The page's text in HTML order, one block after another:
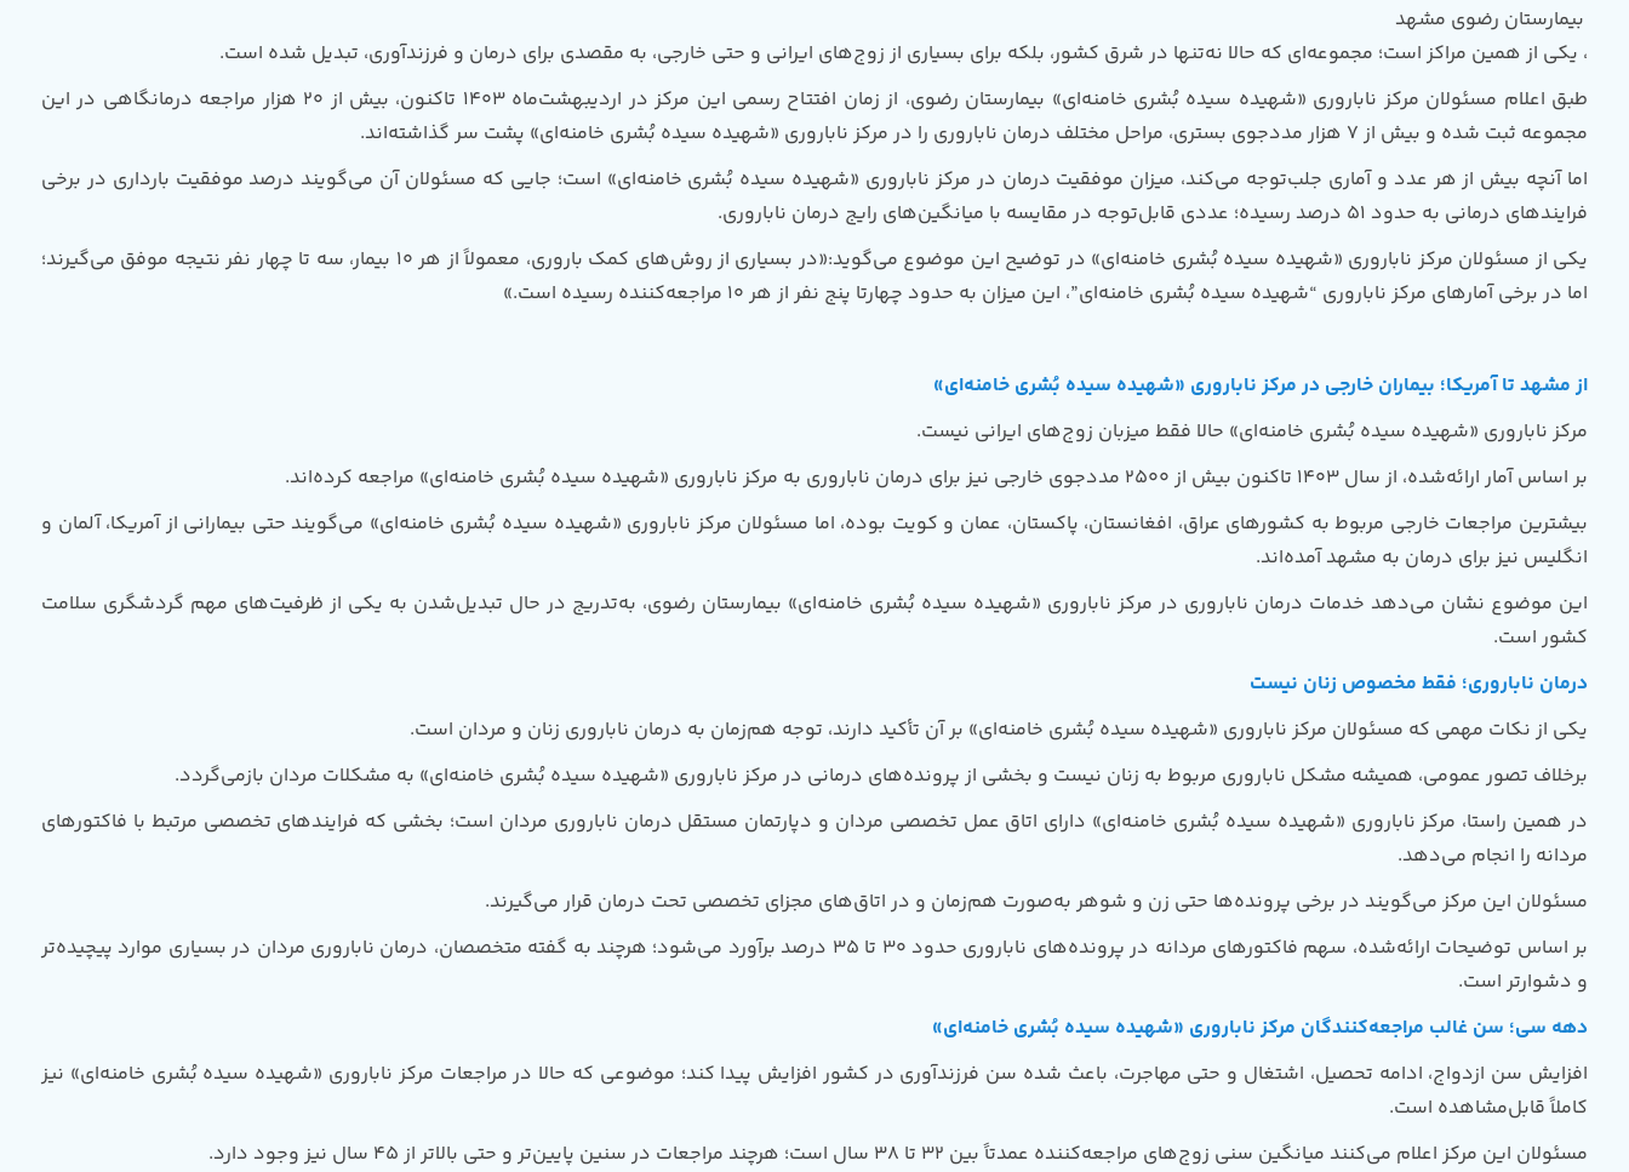
بیمارستان رضوی مشهد
، یکی از همین مراکز است؛ مجموعه‌ای که حالا نه‌تنها در شرق کشور، بلکه برای بسیاری از زوج‌های ایرانی و حتی خارجی، به مقصدی برای درمان و فرزندآوری، تبدیل شده است.
طبق اعلام مسئولان مرکز ناباروری «شهیده سیده بُشری خامنه‌ای» بیمارستان رضوی، از زمان افتتاح رسمی این مرکز در اردیبهشت‌ماه 1403 تاکنون، بیش از 20 هزار مراجعه درمانگاهی در این
مجموعه ثبت شده و بیش از 7 هزار مددجوی بستری، مراحل مختلف درمان ناباروری را در مرکز ناباروری «شهیده سیده بُشری خامنه‌ای» پشت سر گذاشته‌اند.
اما آنچه بیش از هر عدد و آماری جلب‌توجه می‌کند، میزان موفقیت درمان در مرکز ناباروری «شهیده سیده بُشری خامنه‌ای» است؛ جایی که مسئولان آن می‌گویند درصد موفقیت بارداری در برخی
فرایند‌های درمانی به حدود 51 درصد رسیده؛ عددی قابل‌توجه در مقایسه با میانگین‌های رایج درمان ناباروری.
یکی از مسئولان مرکز ناباروری «شهیده سیده بُشری خامنه‌ای» در توضیح این موضوع می‌گوید:«در بسیاری از روش‌های کمک باروری، معمولاً از هر 10 بیمار، سه تا چهار نفر نتیجه موفق می‌گیرند؛
اما در برخی آمار‌های مرکز ناباروری “شهیده سیده بُشری خامنه‌ای”، این میزان به حدود چهارتا پنج نفر از هر 10 مراجعه‌کننده رسیده است.»
از مشهد تا آمریکا؛ بیماران خارجی در مرکز ناباروری «شهیده سیده بُشری خامنه‌ای»
مرکز ناباروری «شهیده سیده بُشری خامنه‌ای» حالا فقط میزبان زوج‌های ایرانی نیست.
بر اساس آمار ارائه‌شده، از سال 1403 تاکنون بیش از 2500 مددجوی خارجی نیز برای درمان ناباروری به مرکز ناباروری «شهیده سیده بُشری خامنه‌ای» مراجعه کرده‌اند.
بیشترین مراجعات خارجی مربوط به کشور‌های عراق، افغانستان، پاکستان، عمان و کویت بوده، اما مسئولان مرکز ناباروری «شهیده سیده بُشری خامنه‌ای» می‌گویند حتی بیمارانی از آمریکا، آلمان و
انگلیس نیز برای درمان به مشهد آمده‌اند.
این موضوع نشان می‌دهد خدمات درمان ناباروری در مرکز ناباروری «شهیده سیده بُشری خامنه‌ای» بیمارستان رضوی، به‌تدریج در حال تبدیل‌شدن به یکی از ظرفیت‌های مهم گردشگری سلامت
کشور است.
درمان ناباروری؛ فقط مخصوص زنان نیست
یکی از نکات مهمی که مسئولان مرکز ناباروری «شهیده سیده بُشری خامنه‌ای» بر آن تأکید دارند، توجه هم‌زمان به درمان ناباروری زنان و مردان است.
برخلاف تصور عمومی، همیشه مشکل ناباروری مربوط به زنان نیست و بخشی از پرونده‌های درمانی در مرکز ناباروری «شهیده سیده بُشری خامنه‌ای» به مشکلات مردان بازمی‌گردد.
در همین راستا، مرکز ناباروری «شهیده سیده بُشری خامنه‌ای» دارای اتاق عمل تخصصی مردان و دپارتمان مستقل درمان ناباروری مردان است؛ بخشی که فرایند‌های تخصصی مرتبط با فاکتور‌های
مردانه را انجام می‌دهد.
مسئولان این مرکز می‌گویند در برخی پرونده‌ها حتی زن و شوهر به‌صورت هم‌زمان و در اتاق‌های مجزای تخصصی تحت درمان قرار می‌گیرند.
بر اساس توضیحات ارائه‌شده، سهم فاکتور‌های مردانه در پرونده‌های ناباروری حدود 30 تا 35 درصد برآورد می‌شود؛ هرچند به گفته متخصصان، درمان ناباروری مردان در بسیاری موارد پیچیده‌تر
و دشوارتر است.
دهه سی؛ سن غالب مراجعه‌کنندگان مرکز ناباروری «شهیده سیده بُشری خامنه‌ای»
افزایش سن ازدواج، ادامه تحصیل، اشتغال و حتی مهاجرت، باعث شده سن فرزندآوری در کشور افزایش پیدا کند؛ موضوعی که حالا در مراجعات مرکز ناباروری «شهیده سیده بُشری خامنه‌ای» نیز
کاملاً قابل‌مشاهده است.
مسئولان این مرکز اعلام می‌کنند میانگین سنی زوج‌های مراجعه‌کننده عمدتاً بین 32 تا 38 سال است؛ هرچند مراجعات در سنین پایین‌تر و حتی بالاتر از 45 سال نیز وجود دارد.